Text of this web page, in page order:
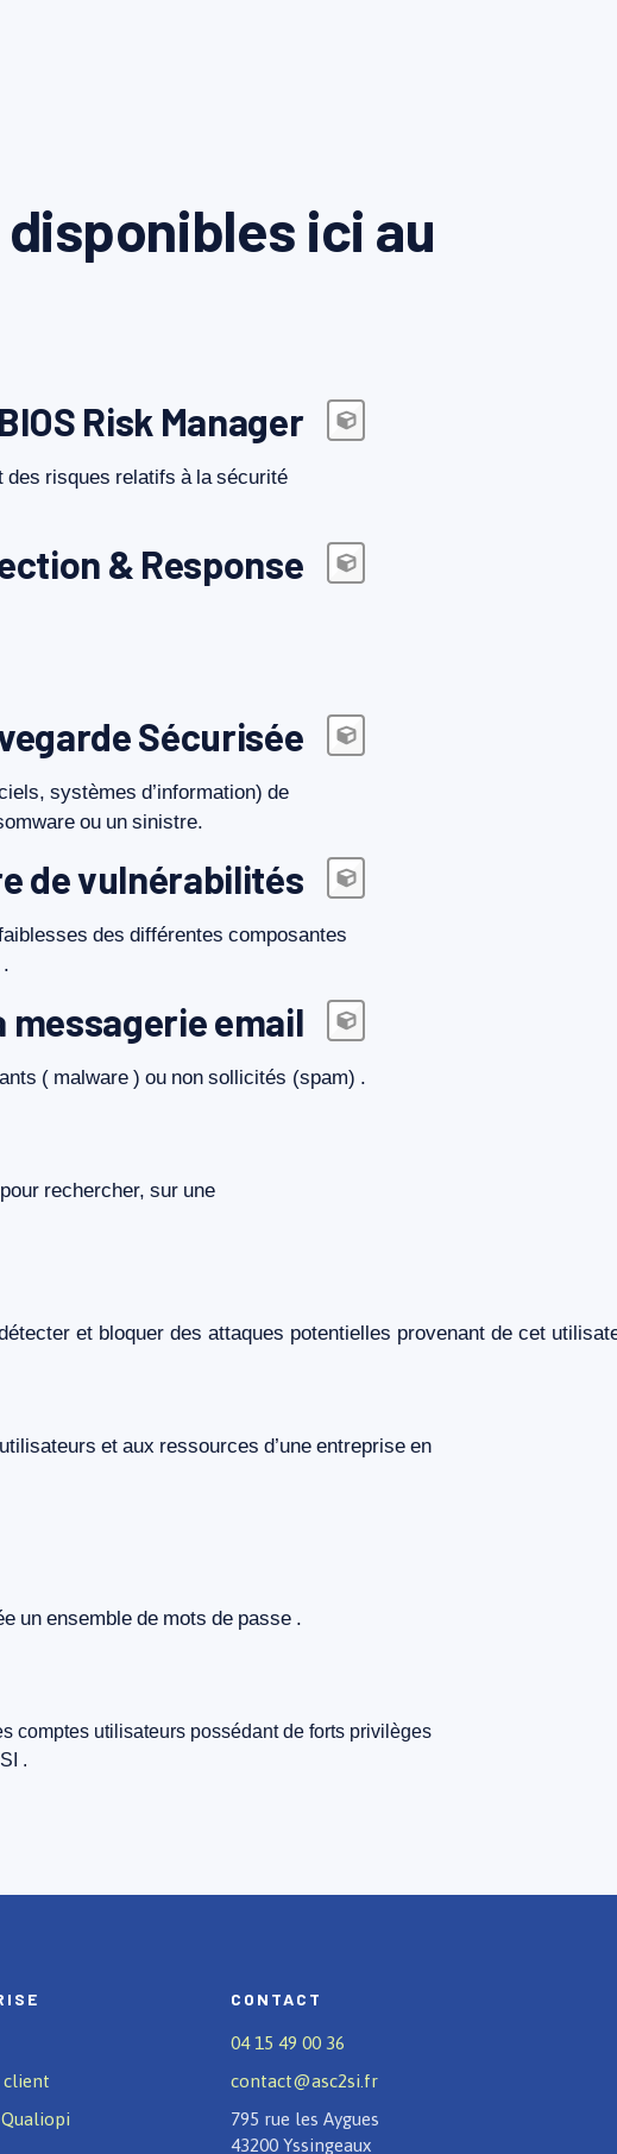
ici au
Risk Manager
des risques relatifs à la sécurité
& Response
Sécurisée
systèmes d’information) de
ou un sinistre.
de vulnérabilités
des différentes composantes
.
messagerie email
( malware ) ou non sollicités (spam) .
pour rechercher, sur une
et bloquer des attaques potentielles provenant de cet
utilisateurs et aux ressources d’une entreprise en
un ensemble de mots de passe .
comptes utilisateurs possédant de forts privilèges
SI .
client
CONTACT
04 15 49 00 36
contact@asc2si.fr
795 rue les Aygues
43200 Yssingeaux